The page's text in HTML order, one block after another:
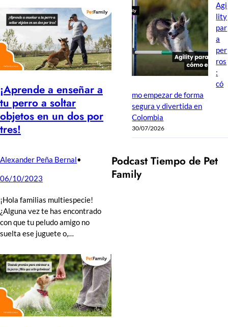
¡Aprende a enseñar a
tu perro a soltar
objetos en un dos por
tres!
Alexander Peña Bernal•
06/10/2023
¡Hola familias multiespecie!
¿Alguna vez te has encontrado
con que tu peludo amigo no
suelta ese juguete o,…
Agi
lity
par
a
per
ros
:
có
mo empezar de forma
segura y divertida en
Colombia
30/07/2026
Podcast Tiempo de Pet
Family